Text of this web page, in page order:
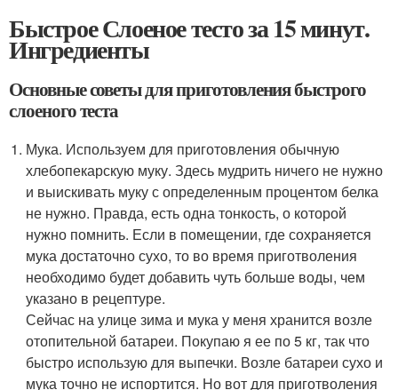
Быстрое Слоеное тесто за 15 минут.
Ингредиенты
Основные советы для приготовления быстрого
слоеного теста
Мука. Используем для приготовления обычную
хлебопекарскую муку. Здесь мудрить ничего не нужно
и выискивать муку с определенным процентом белка
не нужно. Правда, есть одна тонкость, о которой
нужно помнить. Если в помещении, где сохраняется
мука достаточно сухо, то во время приготволения
необходимо будет добавить чуть больше воды, чем
указано в рецептуре.
Сейчас на улице зима и мука у меня хранится возле
отопительной батареи. Покупаю я ее по 5 кг, так что
быстро использую для выпечки. Возле батареи сухо и
мука точно не испортится. Но вот для приготволения